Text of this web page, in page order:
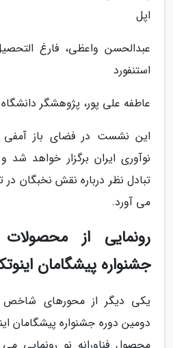
اپل
استنفورد
عاطفه علی پور، پژوهشگر
این نشست در فضای باز آمفی
نوآوری ایران برگزار خواهد
تبادل نظر درباره نقش نخبگان
می آورد.
رونمایی از
جشنواره پیشگامان